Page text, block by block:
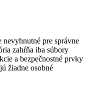
pre správne
zahŕňa iba súbory
a bezpečnostné prvky
žiadne osobné